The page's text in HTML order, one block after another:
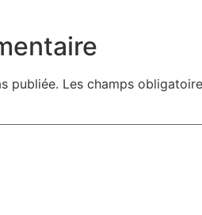
publiée. Les champs